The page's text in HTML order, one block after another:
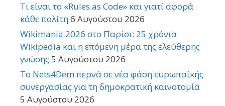
Τι είναι το «Rules as Code» και γιατί αφορά
κάθε πολίτη6 Αυγούστου 2026
Wikimania 2026 στο Παρίσι: 25 χρόνια
Wikipedia και η επόμενη μέρα της ελεύθερης
γνώσης 5 Αυγούστου 2026
Το Nets4Dem περνά σε νέα φάση ευρωπαϊκής
συνεργασίας για τη δημοκρατική καινοτομία
5 Αυγούστου 2026